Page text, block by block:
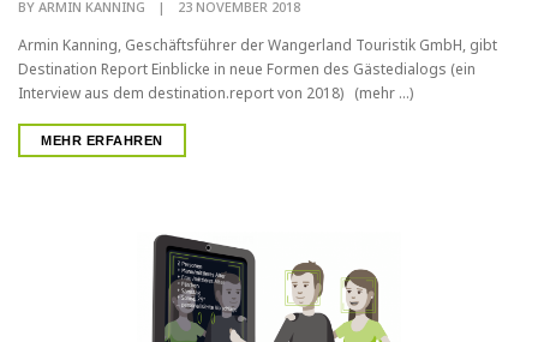
BY ARMIN KANNING | 23 NOVEMBER 2018
Armin Kanning, Geschäftsführer der Wangerland Touristik GmbH, gibt
Destination Report Einblicke in neue Formen des Gästedialogs (ein
Interview aus dem destination.report von 2018) (mehr …)
MEHR ERFAHREN